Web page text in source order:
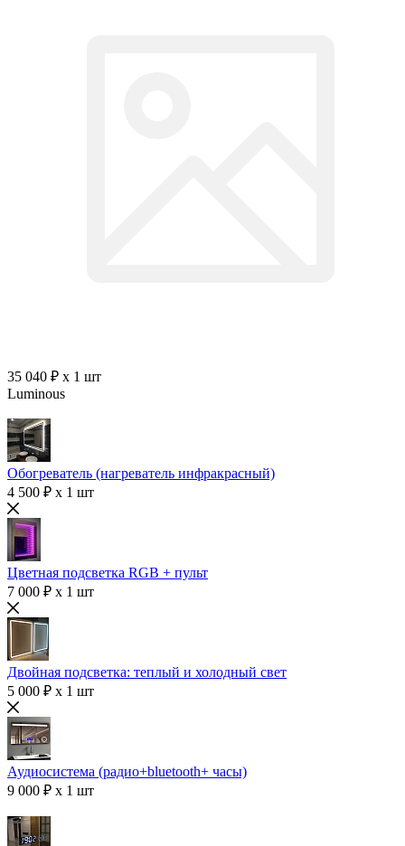
35 040 ₽ x 1 шт
Luminous
Обогреватель (нагреватель инфракрасный)
4 500 ₽ x 1 шт
Цветная подсветка RGB + пульт
7 000 ₽ x 1 шт
Двойная подсветка: теплый и холодный свет
5 000 ₽ x 1 шт
Аудиосистема (радио+bluetooth+ часы)
9 000 ₽ x 1 шт